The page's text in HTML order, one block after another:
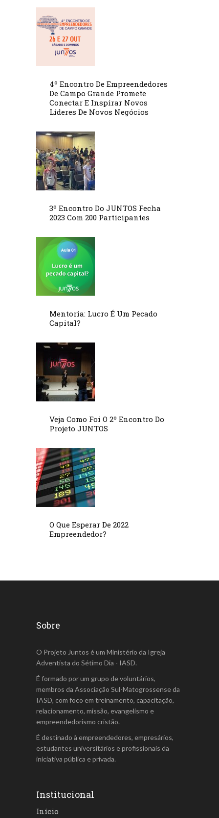
4º Encontro De Empreendedores
De Campo Grande Promete
Conectar E Inspirar Novos
Líderes De Novos Negócios
3º Encontro Do JUNTOS Fecha
2023 Com 200 Participantes
Mentoria: Lucro É Um Pecado
Capital?
Veja Como Foi O 2º Encontro Do
Projeto JUNTOS
O Que Esperar De 2022
Empreendedor?
Sobre
O Projeto Juntos é um Ministério da Igreja
Adventista do Sétimo Dia - IASD.
É formado por um grupo de voluntários,
membros da Associação Sul-Matogrossense da
IASD, com foco em treinamento, capacitação,
relacionamento, missão, evangelismo e
empreendedorismo cristão.
É destinado à empreendedores, empresários,
estudantes universitários e profissionais da
iniciativa pública e privada.
Institucional
Início